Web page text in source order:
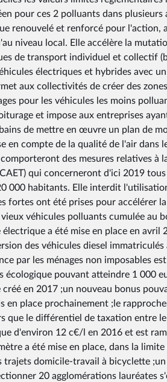
pour ces 2 polluants dans plusieurs
renouvelé et renforcé pour l'action,
niveau local. Elle accélère la
de transport individuel et collectif
électriques et hybrides avec
aux collectivités de créer des
pour les véhicules les moins
et impose aux entreprises
de mettre en œuvre un plan de
en compte de la qualité de l'air dans
des mesures relatives à
qui concerneront d'ici 2019
000 habitants. Elle interdit
fortes ont été prises pour accélérer
véhicules polluants cumulée au
a été mise en place en avril
des véhicules diesel
par les ménages non imposables
écologique pouvant atteindre 1 000
en 2017 ;un nouveau bonus
place prochainement ;le
que le différentiel de taxation entre
d'environ 12 c€/l en 2016 et est
a été mise en place, dans la
domicile-travail à bicyclette
20 agglomérations lauréates